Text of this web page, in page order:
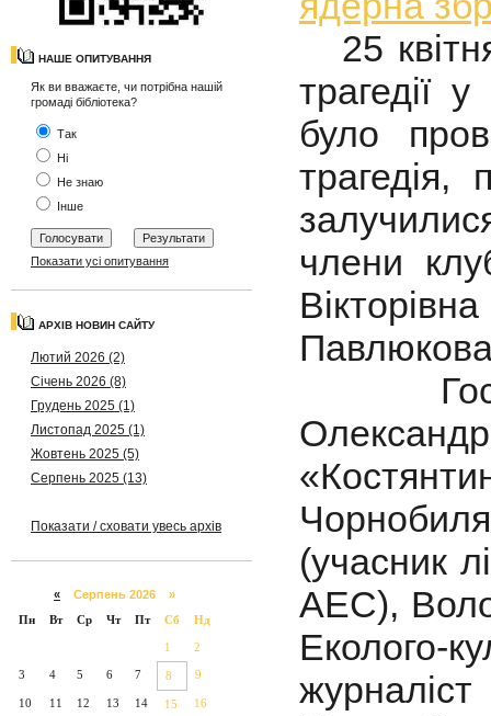
НАШЕ ОПИТУВАННЯ
Як ви вважаєте, чи потрібна нашій
громаді бібліотека?
Так
Ні
Не знаю
Інше
Показати усі опитування
АРХІВ НОВИН САЙТУ
Лютий 2026 (2)
Січень 2026 (8)
Грудень 2025 (1)
Листопад 2025 (1)
Жовтень 2025 (5)
Серпень 2025 (13)
Показати / сховати увесь архів
« Серпень 2026 »
Пн
Вт Ср Чт Пт Сб Нд
1 2
3 4 5 6 7 8 9
10 11 12 13 14 15 16
25
трагедії
було
трагедія,
члени
(учасник
АЕС),